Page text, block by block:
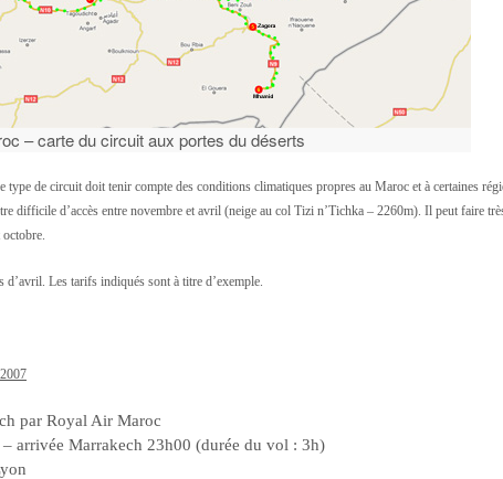
– carte du circuit aux portes du déserts
type de circuit doit tenir compte des conditions climatiques propres au Maroc et à certaines
difficile d’accès entre novembre et avril (neige au col Tizi n’Tichka – 2260m). Il peut faire
Les tarifs indiqués sont à titre d’exemple.
par Royal Air Maroc
Marrakech 23h00 (durée du vol : 3h)